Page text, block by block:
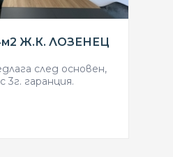
Ж.К. ЛОЗЕНЕЦ
след основен,
3г. гаранция.